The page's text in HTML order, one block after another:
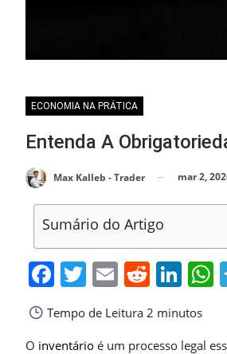
ECONOMIA NA PRÁTICA
Entenda A
Max Kalleb - Trader mar 2,
Sumário do Artigo
Facebook
Twitter
EmailReddit
Tempo de Leitura 2 minutos
O inventário é um processo legal